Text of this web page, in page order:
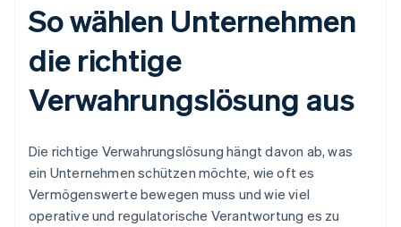
So wählen Unternehmen
die richtige
Verwahrungslösung aus
Die richtige Verwahrungslösung hängt davon ab, was
ein Unternehmen schützen möchte, wie oft es
Vermögenswerte bewegen muss und wie viel
operative und regulatorische Verantwortung es zu